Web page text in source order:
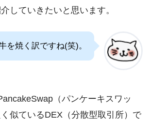
していきたいと思います。
を焼く訳ですね(笑)。
（パンケーキスワッ
似ているDEX（分散型取引所）で